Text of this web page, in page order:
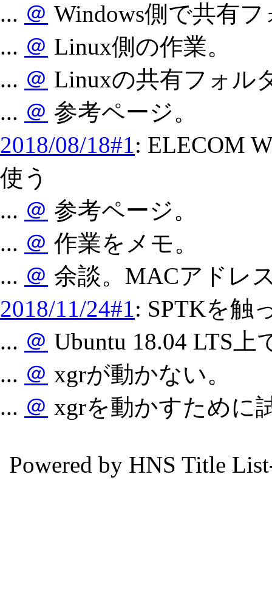
... ＠ Windows側で共有
... ＠ Linux側の作業。
... ＠ Linuxの共有フォル
... ＠ 参考ページ。
2018/08/18#1: ELECOM
使う
... ＠ 参考ページ。
... ＠ 作業をメモ。
... ＠ 余談。MACアドレ
2018/11/24#1: SPTKを触
... ＠ Ubuntu 18.04 LTS
... ＠ xgrが動かない。
... ＠ xgrを動かすために
Powered by HNS Title